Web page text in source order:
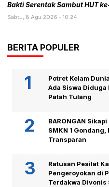
Bakti Serentak Sambut HUT
Sabtu, 8 Agu 2026 - 10:24
BERITA POPULER
Potret Kelam
Ada Siswa
Patah Tulang
BARONGAN
SMKN 1
Transparan
Ratusan Pesilat
Pengeroyokan di
Terdakwa Divonis